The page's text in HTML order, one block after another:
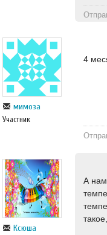
мимоза
Участник
4
Ксюша
А нам